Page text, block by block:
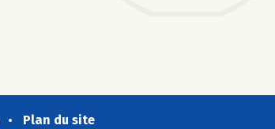
Plan du site